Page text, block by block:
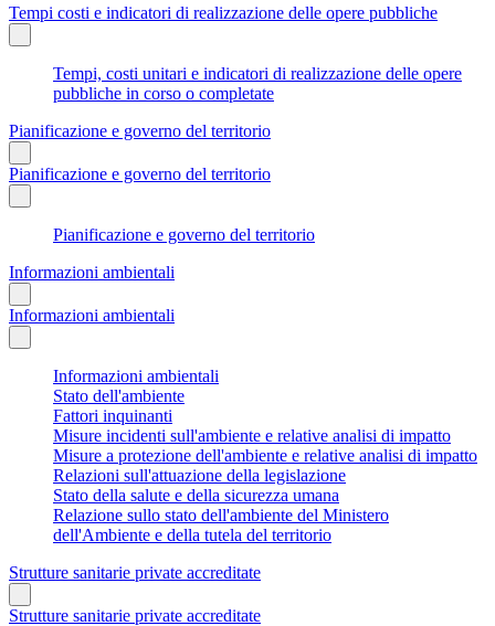
Tempi costi e indicatori di realizzazione delle opere pubbliche
Tempi, costi unitari e indicatori di realizzazione delle opere
pubbliche in corso o completate
Pianificazione e governo del territorio
Pianificazione e governo del territorio
Pianificazione e governo del territorio
Informazioni ambientali
Informazioni ambientali
Informazioni ambientali
Stato dell'ambiente
Fattori inquinanti
Misure incidenti sull'ambiente e relative analisi di impatto
Misure a protezione dell'ambiente e relative analisi di impatto
Relazioni sull'attuazione della legislazione
Stato della salute e della sicurezza umana
Relazione sullo stato dell'ambiente del Ministero
dell'Ambiente e della tutela del territorio
Strutture sanitarie private accreditate
Strutture sanitarie private accreditate